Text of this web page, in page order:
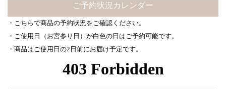
ご予約状況カレンダー
・こちらで商品の予約状況をご確認ください。
・ご使用日（お宮参り日）が白色の日はご予約可能です。
・商品はご使用日の2日前にお届け予定です。